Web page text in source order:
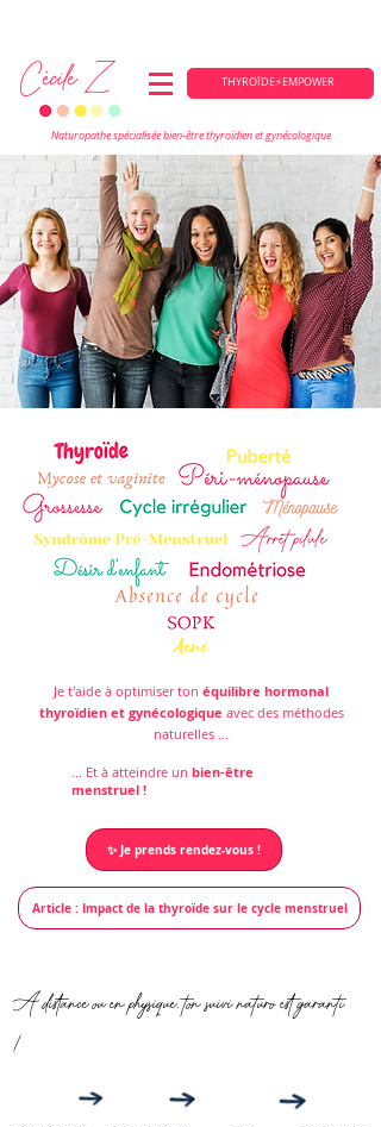
Cécile Z THYROÏDE⚡EMPOWER
Naturopathe spécialisée bien-être thyroïdien et gynécologique
Je t'aide à optimiser ton équilibre hormonal
thyroïdien et gynécologique avec des méthodes
naturelles ...
... Et à atteindre un bien-être
menstruel !
✨ Je prends rendez-vous !
Article : Impact de la thyroïde sur le cycle menstruel
A distance ou en physique, ton suivi naturo est garanti
!